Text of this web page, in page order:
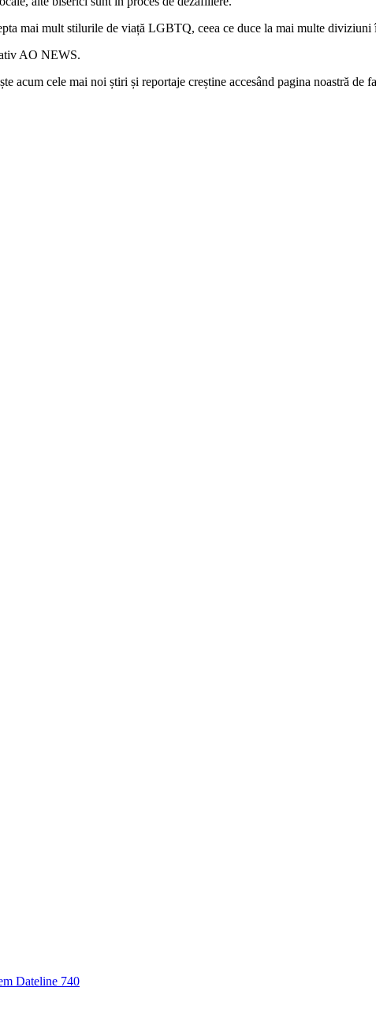
mai mult stilurile de viață LGBTQ, ceea ce duce la mai multe
AO NEWS.
acum cele mai noi știri și reportaje creștine accesând pagina noastră de
Dateline 740